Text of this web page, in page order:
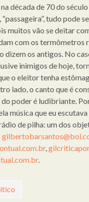
década de 70 do
tudo pode
muitos vão se deitar
com os termômetros
dizem os antigos. No
inimigos de hoje,
o eleitor tenha
lado, o canto que é
poder é ludibriante.
música que eu
de pilha: um dos
,
.